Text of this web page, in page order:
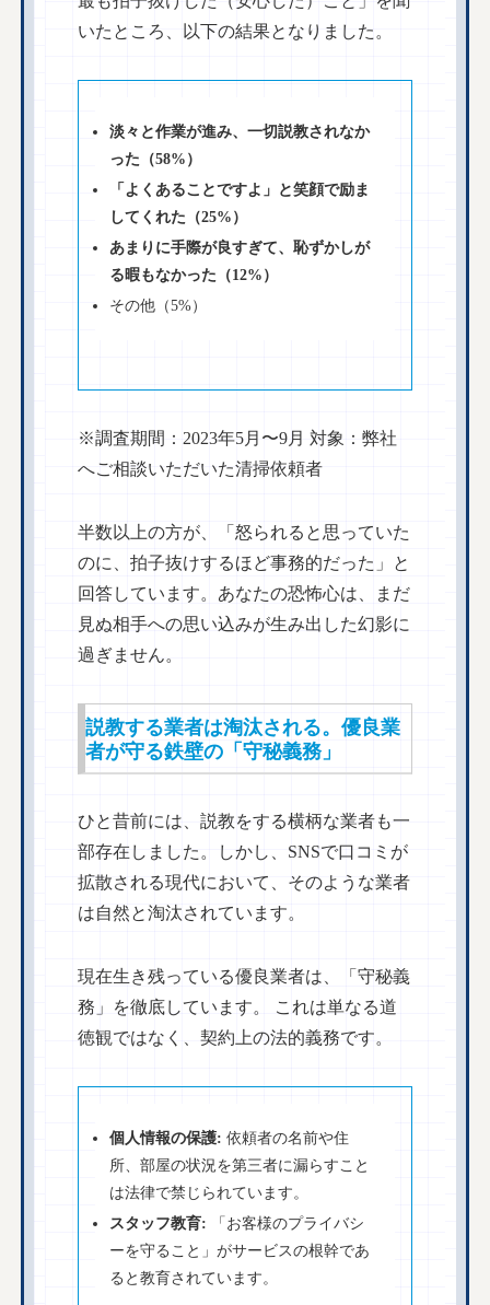
いたところ、以下の結果となりました。
淡々と作業が進み、一切説教されなか
った（58%）
「よくあることですよ」と笑顔で励ま
してくれた（25%）
あまりに手際が良すぎて、恥ずかしが
る暇もなかった（12%）
その他（5%）
※調査期間：2023年5月〜9月 対象：弊社
へご相談いただいた清掃依頼者
半数以上の方が、「怒られると思っていた
のに、拍子抜けするほど事務的だった」と
回答しています。あなたの恐怖心は、まだ
見ぬ相手への思い込みが生み出した幻影に
過ぎません。
説教する業者は淘汰される。優良業
者が守る鉄壁の「守秘義務」
ひと昔前には、説教をする横柄な業者も一
部存在しました。しかし、SNSで口コミが
拡散される現代において、そのような業者
は自然と淘汰されています。
現在生き残っている優良業者は、「守秘義
務」を徹底しています。 これは単なる道
徳観ではなく、契約上の法的義務です。
個人情報の保護: 依頼者の名前や住
所、部屋の状況を第三者に漏らすこと
は法律で禁じられています。
スタッフ教育: 「お客様のプライバシ
ーを守ること」がサービスの根幹であ
ると教育されています。